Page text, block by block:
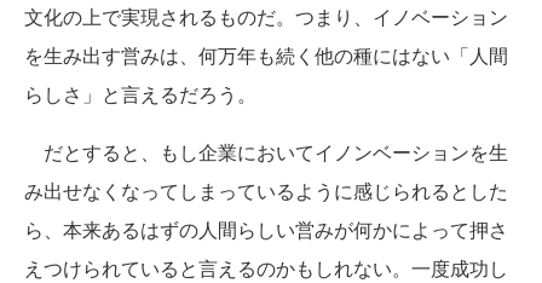
文化の上で実現されるものだ。つまり、イノベーション
を生み出す営みは、何万年も続く他の種にはない「人間
らしさ」と言えるだろう。
だとすると、もし企業においてイノンベーションを生
み出せなくなってしまっているように感じられるとした
ら、本来あるはずの人間らしい営みが何かによって押さ
えつけられていると言えるのかもしれない。一度成功し